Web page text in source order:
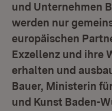
und Unternehmen
werden nur
europäischen
Exzellenz und ihre
erhalten und
Bauer, Ministerin
und Kunst Baden-